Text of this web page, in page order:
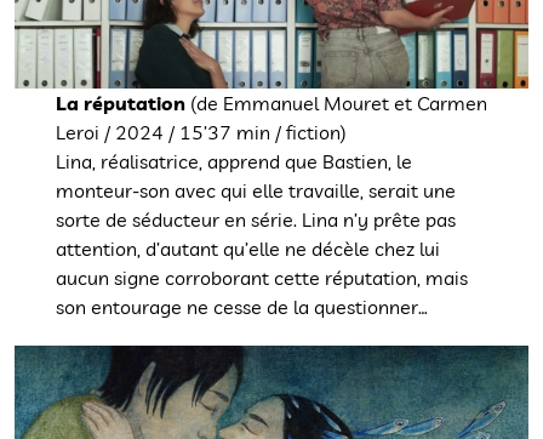
La réputation(de Emmanuel Mouret et Carmen
Leroi / 2024 / 15’37 min / fiction)
Lina, réalisatrice, apprend que Bastien, le
monteur-son avec qui elle travaille, serait une
sorte de séducteur en série. Lina n’y prête pas
attention, d’autant qu’elle ne décèle chez lui
aucun signe corroborant cette réputation, mais
son entourage ne cesse de la questionner…